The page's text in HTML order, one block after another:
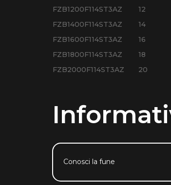
FZB1200F114ST3AZ
12
FZB1400F114ST3AZ
14
FZB1600F114ST3AZ
16
FZB1800F114ST3AZ
18
FZB2000F114ST3AZ
20
Conosci la fune